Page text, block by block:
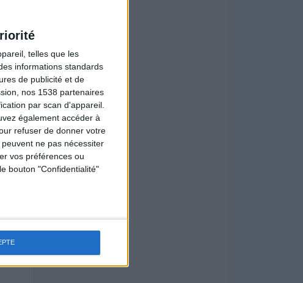
telles que les
informations standards
de publicité et de
nos 1538 partenaires
par scan d'appareil.
également accéder à
refuser de donner votre
ne pas nécessiter
vos préférences ou
bouton "Confidentialité"